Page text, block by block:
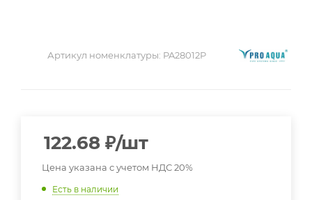
Артикул номенклатуры: PA28012P
122.68 ₽/шт
Цена указана с учетом НДС 20%
Есть в наличии